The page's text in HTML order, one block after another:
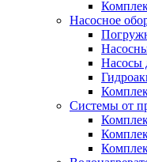
Насосное
Насосы
Системы от